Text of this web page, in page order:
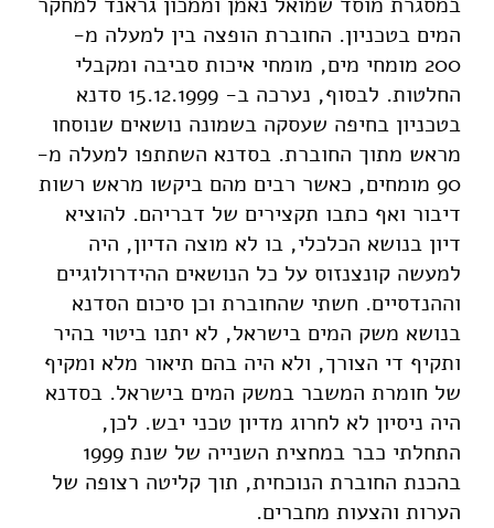
המים בטכניון. החוברת הופצה בין למעלה מ-
200 מומחי מים, מומחי איכות סביבה ומקבלי
החלטות. לבסוף, נערכה ב- 15.12.1999 סדנא
בטכניון בחיפה שעסקה בשמונה נושאים שנוסחו
מראש מתוך החוברת. בסדנא השתתפו למעלה מ-
90 מומחים, כאשר רבים מהם ביקשו מראש רשות
דיבור ואף כתבו תקצירים של דבריהם. להוציא
דיון בנושא הכלכלי, בו לא מוצה הדיון, היה
למעשה קונצנזוס על כל הנושאים ההידרולוגיים
וההנדסיים. חשתי שהחוברת וכן סיכום הסדנא
בנושא משק המים בישראל, לא יתנו ביטוי בהיר
ותקיף די הצורך, ולא היה בהם תיאור מלא ומקיף
של חומרת המשבר במשק המים בישראל. בסדנא
היה ניסיון לא לחרוג מדיון טכני יבש. לכן,
התחלתי כבר במחצית השנייה של שנת 1999
בהכנת החוברת הנוכחית, תוך קליטה רצופה של
הערות והצעות מחברים.